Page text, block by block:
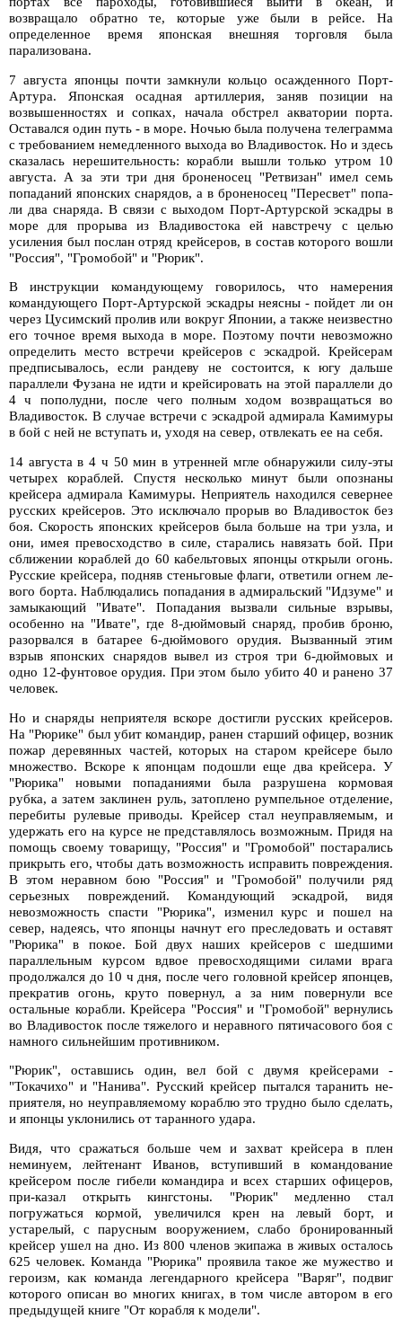
возвращало обратно те, которые уже были в рейсе. На
определенное время японская внешняя торговля была
парализована.
7 августа японцы почти замкнули кольцо осажденного Порт-
Артура. Японская осадная артиллерия, заняв позиции на
возвышенностях и сопках, начала обстрел акватории порта.
Оставался один путь - в море. Ночью была получена телеграмма
с требованием немедленного выхода во Владивосток. Но и здесь
сказалась нерешительность: корабли вышли только утром 10
августа. А за эти три дня броненосец "Ретвизан" имел семь
попаданий японских снарядов, а в броненосец "Пересвет" попа-
ли два снаряда. В связи с выходом Порт-Артурской эскадры в
море для прорыва из Владивостока ей навстречу с целью
усиления был послан отряд крейсеров, в состав которого вошли
"Россия", "Громобой" и "Рюрик".
В инструкции командующему говорилось, что намерения
командующего Порт-Артурской эскадры неясны - пойдет ли он
через Цусимский пролив или вокруг Японии, а также неизвестно
его точное время выхода в море. Поэтому почти невозможно
определить место встречи крейсеров с эскадрой. Крейсерам
предписывалось, если рандеву не состоится, к югу дальше
параллели Фузана не идти и крейсировать на этой параллели до
4 ч пополудни, после чего полным ходом возвращаться во
Владивосток. В случае встречи с эскадрой адмирала Камимуры
в бой с ней не вступать и, уходя на север, отвлекать ее на себя.
14 августа в 4 ч 50 мин в утренней мгле обнаружили силу-эты
четырех кораблей. Спустя несколько минут были опознаны
крейсера адмирала Камимуры. Неприятель находился севернее
русских крейсеров. Это исключало прорыв во Владивосток без
боя. Скорость японских крейсеров была больше на три узла, и
они, имея превосходство в силе, старались навязать бой. При
сближении кораблей до 60 кабельтовых японцы открыли огонь.
Русские крейсера, подняв стеньговые флаги, ответили огнем ле-
вого борта. Наблюдались попадания в адмиральский "Идзуме" и
замыкающий "Ивате". Попадания вызвали сильные взрывы,
особенно на "Ивате", где 8-дюймовый снаряд, пробив броню,
разорвался в батарее 6-дюймового орудия. Вызванный этим
взрыв японских снарядов вывел из строя три 6-дюймовых и
одно 12-фунтовое орудия. При этом было убито 40 и ранено 37
человек.
Но и снаряды неприятеля вскоре достигли русских крейсеров.
На "Рюрике" был убит командир, ранен старший офицер, возник
пожар деревянных частей, которых на старом крейсере было
множество. Вскоре к японцам подошли еще два крейсера. У
"Рюрика" новыми попаданиями была разрушена кормовая
рубка, а затем заклинен руль, затоплено румпельное отделение,
перебиты рулевые приводы. Крейсер стал неуправляемым, и
удержать его на курсе не представлялось возможным. Придя на
помощь своему товарищу, "Россия" и "Громобой" постарались
прикрыть его, чтобы дать возможность исправить повреждения.
В этом неравном бою "Россия" и "Громобой" получили ряд
серьезных повреждений. Командующий эскадрой, видя
невозможность спасти "Рюрика", изменил курс и пошел на
север, надеясь, что японцы начнут его преследовать и оставят
"Рюрика" в покое. Бой двух наших крейсеров с шедшими
параллельным курсом вдвое превосходящими силами врага
продолжался до 10 ч дня, после чего головной крейсер японцев,
прекратив огонь, круто повернул, а за ним повернули все
остальные корабли. Крейсера "Россия" и "Громобой" вернулись
во Владивосток после тяжелого и неравного пятичасового боя с
намного сильнейшим противником.
"Рюрик", оставшись один, вел бой с двумя крейсерами -
"Токачихо" и "Нанива". Русский крейсер пытался таранить не-
приятеля, но неуправляемому кораблю это трудно было сделать,
и японцы уклонились от таранного удара.
Видя, что сражаться больше чем и захват крейсера в плен
неминуем, лейтенант Иванов, вступивший в командование
крейсером после гибели командира и всех старших офицеров,
при-казал открыть кингстоны. "Рюрик" медленно стал
погружаться кормой, увеличился крен на левый борт, и
устарелый, с парусным вооружением, слабо бронированный
крейсер ушел на дно. Из 800 членов экипажа в живых осталось
625 человек. Команда "Рюрика" проявила такое же мужество и
героизм, как команда легендарного крейсера "Варяг", подвиг
которого описан во многих книгах, в том числе автором в его
предыдущей книге "От корабля к модели".